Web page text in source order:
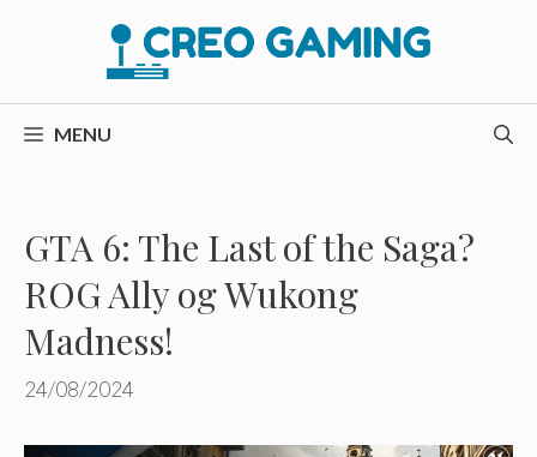
MENU
GTA 6: The Last of the Saga?
ROG Ally og Wukong
Madness!
24/08/2024